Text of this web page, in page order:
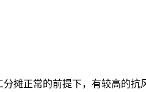
摊正常的前提下，有较高的抗